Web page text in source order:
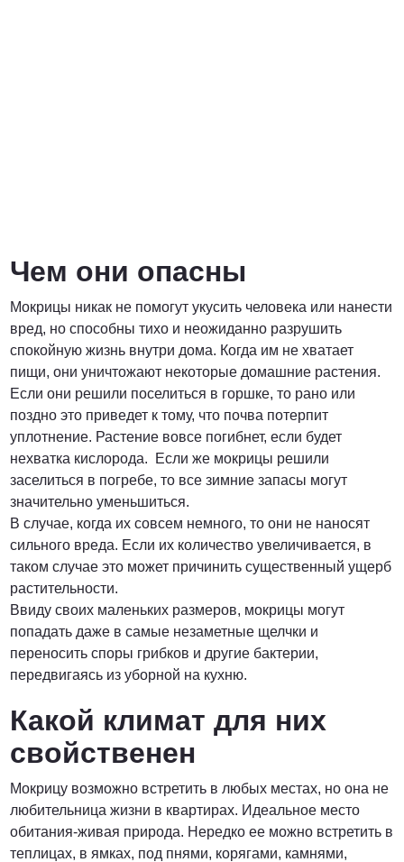
Чем они опасны
Мокрицы никак не помогут укусить человека или нанести
вред, но способны тихо и неожиданно разрушить
спокойную жизнь внутри дома. Когда им не хватает
пищи, они уничтожают некоторые домашние растения.
Если они решили поселиться в горшке, то рано или
поздно это приведет к тому, что почва потерпит
уплотнение. Растение вовсе погибнет, если будет
нехватка кислорода. Если же мокрицы решили
заселиться в погребе, то все зимние запасы могут
значительно уменьшиться.
В случае, когда их совсем немного, то они не наносят
сильного вреда. Если их количество увеличивается, в
таком случае это может причинить существенный ущерб
растительности.
Ввиду своих маленьких размеров, мокрицы могут
попадать даже в самые незаметные щелчки и
переносить споры грибков и другие бактерии,
передвигаясь из уборной на кухню.
Какой климат для них
свойственен
Мокрицу возможно встретить в любых местах, но она не
любительница жизни в квартирах. Идеальное место
обитания-живая природа. Нередко ее можно встретить в
теплицах, в ямках, под пнями, корягами, камнями,